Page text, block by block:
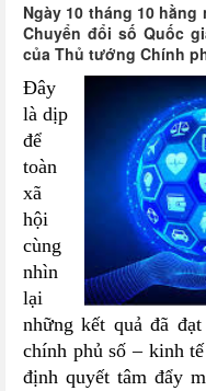
Ngày 10 tháng 10
Chuyển đổi số Quốc
của Thủ tướng Chính
Đây
là dịp
để
toàn
xã
hội
cùng
nhìn
lại
những kết quả đã
chính phủ số – kinh
định quyết tâm đẩy